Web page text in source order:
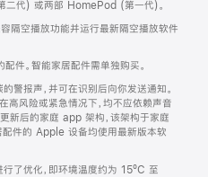
代) 或两部 HomePod (第一代)。
隔空播放功能并运行最新隔空播放软件
。智能家居配件需单独购买。
警报声，并可在识别后向你发送通知。
高风险或紧急情况下，均不应依赖声音
新后的家庭 app 架构，该架构于家庭
件的 Apple 设备均使用最新版本软
了优化，即环境温度约为 15ºC 至